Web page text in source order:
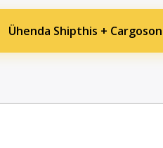
Ühenda Shipthis + Cargoson